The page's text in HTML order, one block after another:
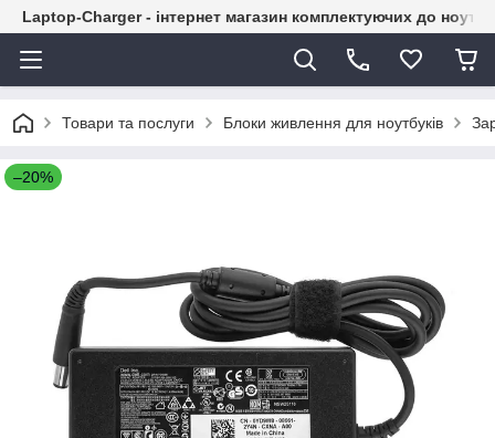
Laptop-Charger - інтернет магазин комплектуючих до
Товари та послуги Блоки живлення для ноутбуків
–20%